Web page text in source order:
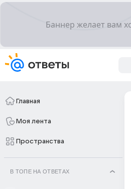
Главная
Моя лента
Пространства
В ТОПЕ НА ОТВЕТАХ